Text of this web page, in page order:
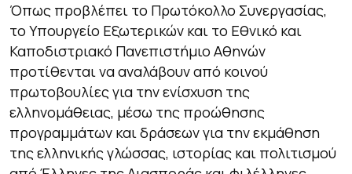
Όπως προβλέπει το Πρωτόκολλο Συνεργασίας,
το Υπουργείο Εξωτερικών και το Εθνικό και
Καποδιστριακό Πανεπιστήμιο Αθηνών
προτίθενται να αναλάβουν από κοινού
πρωτοβουλίες για την ενίσχυση της
ελληνομάθειας, μέσω της προώθησης
προγραμμάτων και δράσεων για την εκμάθηση
της ελληνικής γλώσσας, ιστορίας και πολιτισμού